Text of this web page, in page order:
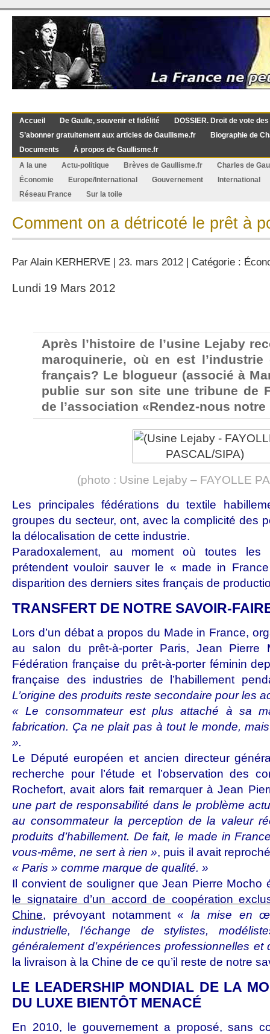
Accueil De Gaulle, souvenir et fidélité
DOSSIER. Droit de vote
S’abonner gratuitement aux articles de Gaullisme.fr
Biographie de
Documents
À propos de Gaullisme.fr
A la une
Actu-politique Brèves de Gaullisme.fr
Charles de
Économie
Europe/International Gouvernement
International
Réseau France
Sur la toile
Comment on a détricoté le prêt à
Par Alain KERHERVE | 23. mars 2012 | Catégorie :
Lundi 19 Mars 2012
Après l’histoire de l’usine Lejaby
maroquinerie, où en est l’industrie
français? Le blogueur (associé à
publie sur son site une tribune de
de l’association «Rendez-nous
(photo : Usine Lejaby – FAYOLLE
Les principales fédérations du textile
groupes du secteur, ont, avec la complicité des
la délocalisation de cette industrie.
Paradoxalement, au moment où toutes les
prétendent vouloir sauver le « made in
disparition des derniers sites français de
TRANSFERT DE NOTRE SAVOIR-
Lors d’un débat a propos du Made in France,
au salon du prêt-à-porter Paris, Jean Pierre
Fédération française du prêt-à-porter féminin
française des industries de l’habillement
L’origine des produits reste secondaire pour les
« Le consommateur est plus attaché à sa
fabrication. Ça ne plait pas à tout le monde,
».
Le Député européen et ancien directeur
recherche pour l’étude et l’observation des
Rochefort, avait alors fait remarquer à Jean
une part de responsabilité dans le problème
au consommateur la perception de la valeur
produits d’habillement. De fait, le made in
vous-même, ne sert à rien », puis il avait
« Paris » comme marque de qualité. »
Il convient de souligner que Jean Pierre Mocho
le signataire d’un accord de coopération
Chine, prévoyant notamment «la mise en
industrielle, l’échange de stylistes,
généralement d’expériences professionnelles et
la livraison à la Chine de ce qu’il reste de notre
LE LEADERSHIP MONDIAL DE LA
DU LUXE BIENTÔT MENACÉ
En 2010, le gouvernement a proposé, sans